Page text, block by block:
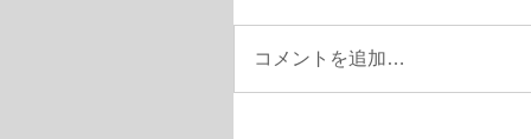
コメントを追加…